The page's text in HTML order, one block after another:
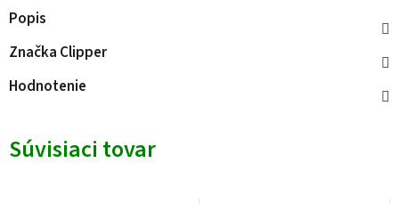
Popis
Značka Clipper
Hodnotenie
Súvisiaci tovar